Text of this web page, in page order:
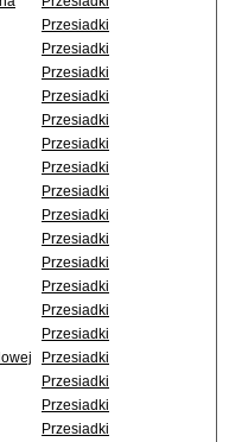
Przesiadki
Przesiadki
Przesiadki
Przesiadki
Przesiadki
Przesiadki
Przesiadki
Przesiadki
Przesiadki
Przesiadki
Przesiadki
Przesiadki
Przesiadki
Przesiadki
Przesiadki
Przesiadki
Przesiadki
Przesiadki